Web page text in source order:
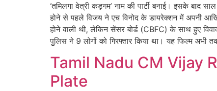
‘तमिलगा वेत्री कड़गम’ नाम की पार्टी बनाई। इसके बाद
होने से पहले विजय ने एच विनोद के डायरेक्शन में अपनी
होने वाली थी, लेकिन सेंसर बोर्ड (CBFC) के साथ हुए
पुलिस ने 9 लोगों को गिरफ्तार किया था। यह फिल्म अभी
Tamil Nadu CM Vijay
Plate